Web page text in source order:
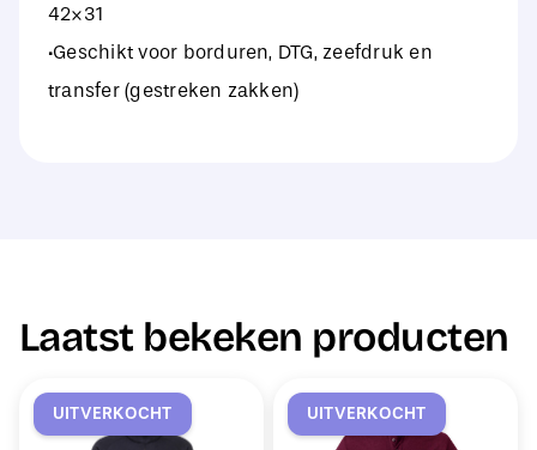
42×31
·Geschikt voor borduren, DTG, zeefdruk en
transfer (gestreken zakken)
Laatst bekeken producten
UITVERKOCHT UITVERKOCHT